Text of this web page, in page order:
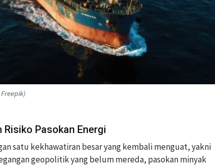
Pasokan Energi
satu kekhawatiran besar yang kembali menguat, yakni
geopolitik yang belum mereda, pasokan minyak